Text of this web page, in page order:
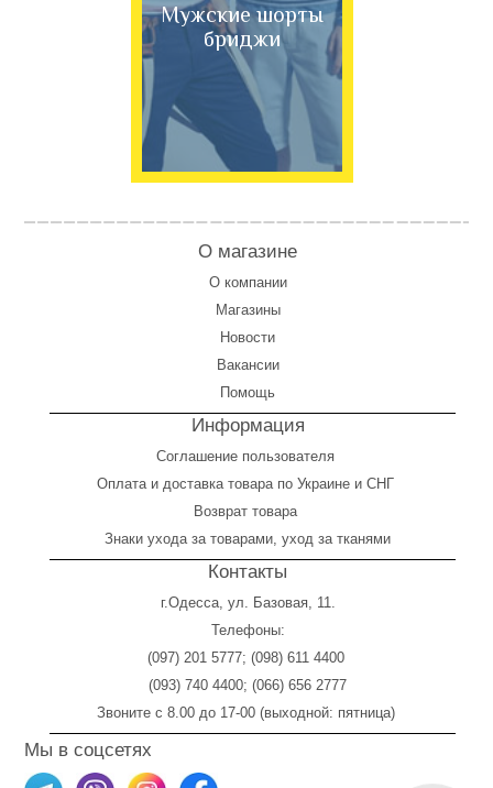
Мужские шорты
бриджи
О магазине
О компании
Магазины
Новости
Вакансии
Помощь
Информация
Соглашение пользователя
Оплата и доставка товара по Украине и СНГ
Возврат товара
Знаки ухода за товарами, уход за тканями
Контакты
г.Одесса, ул. Базовая, 11.
Телефоны:
(097) 201 5777; (098) 611 4400
(093) 740 4400; (066) 656 2777
Звоните с 8.00 до 17-00 (выходной: пятница)
Мы в соцсетях